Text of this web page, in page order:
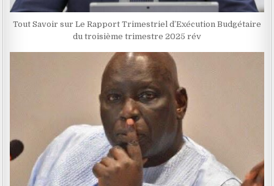
Tout Savoir sur Le Rapport Trimestriel d’Exécution Budgétaire
du troisième trimestre 2025 rév